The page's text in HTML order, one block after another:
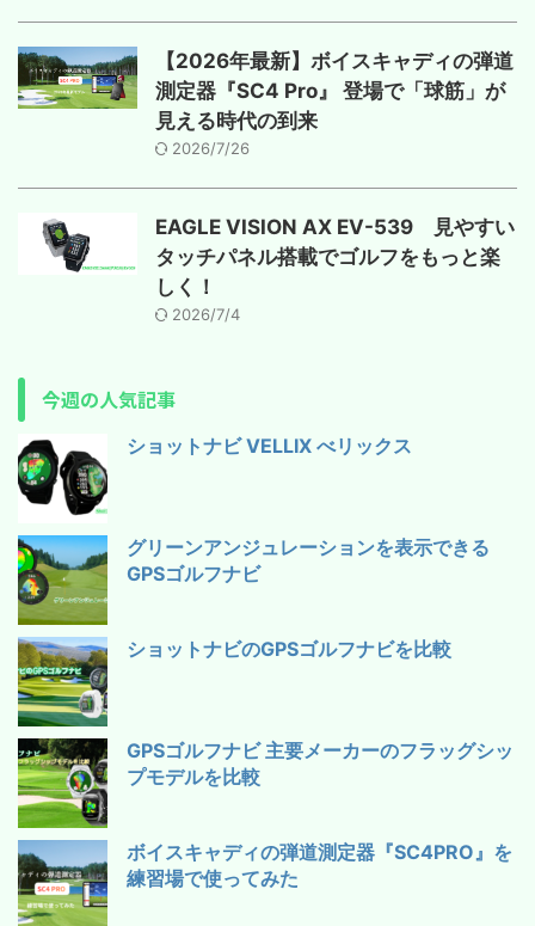
【2026年最新】ボイスキャディの弾道
測定器『SC4 Pro』 登場で「球筋」が
見える時代の到来
2026/7/26
EAGLE VISION AX EV-539 見やすい
タッチパネル搭載でゴルフをもっと楽
しく！
2026/7/4
今週の人気記事
ショットナビ VELLIX べリックス
グリーンアンジュレーションを表示できる
GPSゴルフナビ
ショットナビのGPSゴルフナビを比較
GPSゴルフナビ 主要メーカーのフラッグシッ
プモデルを比較
ボイスキャディの弾道測定器『SC4PRO』を
練習場で使ってみた